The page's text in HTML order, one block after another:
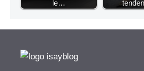
le…